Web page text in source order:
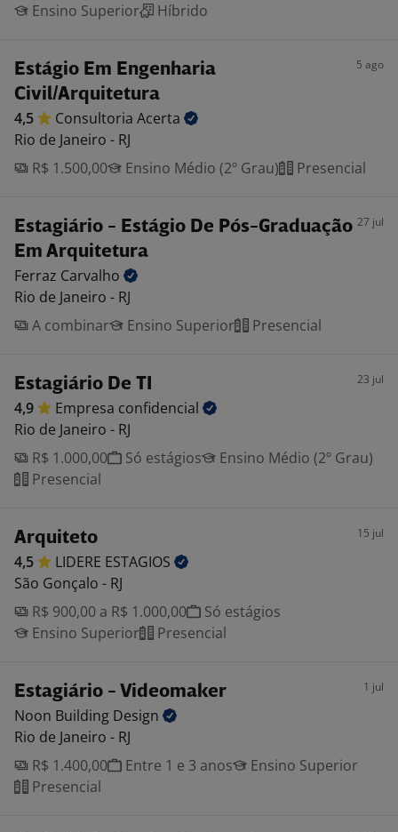
Ensino Superior
Híbrido
Estágio Em Engenharia
Civil/Arquitetura
5 ago
4,5 Consultoria Acerta
Rio de Janeiro - RJ
R$ 1.500,00
Ensino Médio (2º Grau) Presencial
Estagiário - Estágio De Pós-Graduação
Em Arquitetura
27 jul
Ferraz Carvalho
Rio de Janeiro - RJ
A combinar
Ensino Superior Presencial
Estagiário De TI 23 jul
4,9 Empresa confidencial
Rio de Janeiro - RJ
R$ 1.000,00
Só estágios
Ensino Médio (2º Grau)
Presencial
Arquiteto 15 jul
4,5 LIDERE ESTAGIOS
São Gonçalo - RJ
R$ 900,00 a R$ 1.000,00
Só estágios
Ensino Superior
Presencial
Estagiário - Videomaker 1 jul
Noon Building Design
Rio de Janeiro - RJ
R$ 1.400,00
Entre 1 e 3 anos
Ensino Superior
Presencial